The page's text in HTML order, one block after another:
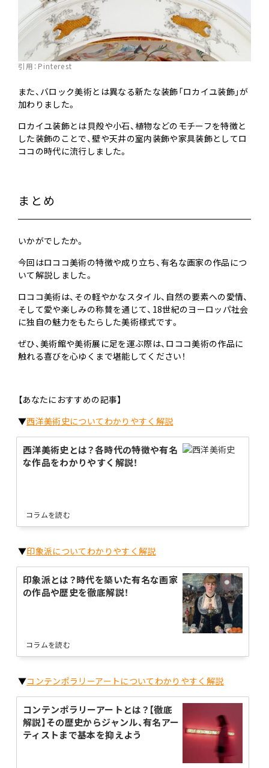
引用： Pinterest
また、バロック美術とは異なる新たな装飾「ロカイユ装飾」が
加わりました。
ロカイユ装飾とは貝殻や小石、植物などのモチーフを特徴と
した装飾のことで、壁や天井の室内装飾や家具装飾としてロ
ココの時代に流行しました。
まとめ
いかがでしたか。
今回はロココ美術の特徴や成り立ち、有名な画家の作品につ
いて解説しました。
ロココ美術は、その軽やかなスタイル、自然の要素への愛情、
そして愛や楽しみの称賛を通じて、18世紀のヨーロッパ社会
に独自の魅力をもたらした美術様式です。
ぜひ、美術館や美術展に足を運ぶ際は、ロココ美術の作品に
触れる喜びを心ゆくまで堪能してください！
【あなたにおすすめの記事】
▼西洋美術史についてわかりやすく解説
西洋美術史とは？各時代の特徴や有名
な作品をわかりやすく解説！
コラムを読む
▼印象派についてわかりやすく解説
印象派とは？時代を築いた有名な画家
の作品や歴史を徹底解説！
コラムを読む
▼コンテンポラリーアートについてわかりやすく解説
コンテンポラリーアートとは？【徹底
解説】その歴史からジャンル、有名アー
ティストまで基本を抑えよう